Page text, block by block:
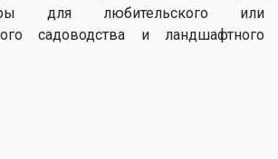
для любительского или
садоводства и ландшафтного